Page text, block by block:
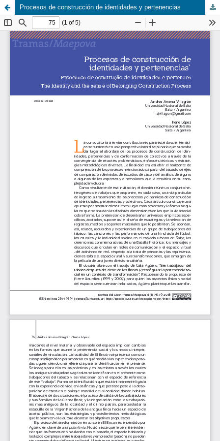
Procesos de construcción de identidades y pertenencias